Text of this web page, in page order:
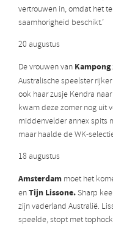
vertrouwen in, omdat het
saamhorigheid beschikt.’
20 augustus
De vrouwen van Kampong
Australische speelster
ook haar zusje Kendra
kwam deze zomer nog uit
middenvelder annex spits
maar haalde de WK-
18 augustus
Amsterdam moet het
enTijn Lissone.Sharp
zijn vaderland Australië.
speelde, stopt met